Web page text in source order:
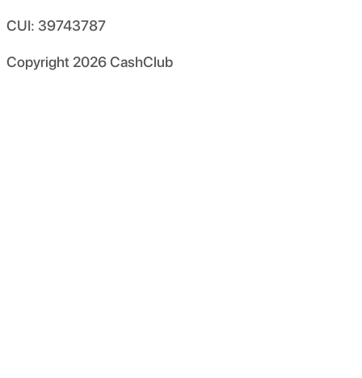
CUI: 39743787
Copyright 2026CashClub